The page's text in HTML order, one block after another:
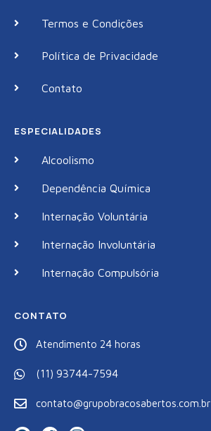
Termos e Condições
Política de Privacidade
Contato
ESPECIALIDADES
Alcoolismo
Dependência Química
Internação Voluntária
Internação Involuntária
Internação Compulsória
CONTATO
Atendimento 24 horas
(11) 93744-7594
contato@grupobracosabertos.com.br